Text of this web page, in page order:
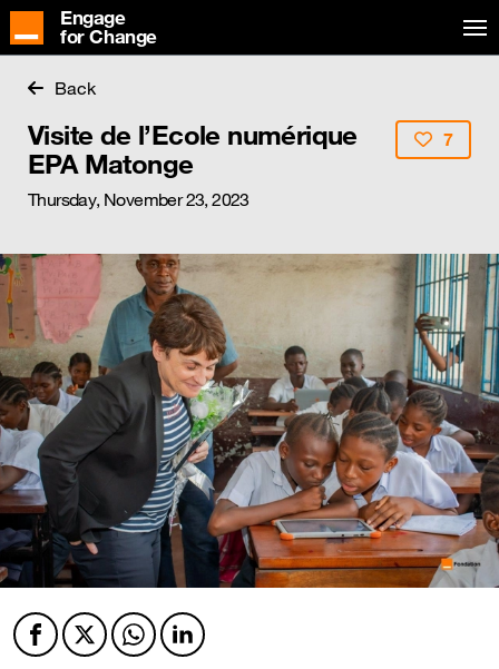
Engage
for Change
Back
Visite de l’Ecole numérique
EPA Matonge
Thursday, November 23, 2023
7
Facebook
TwitterTwitterTwitter